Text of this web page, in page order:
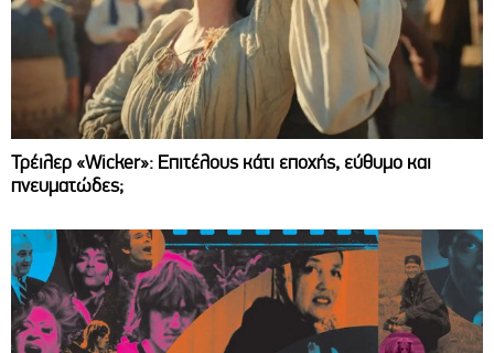
Τρέιλερ «Wicker»: Επιτέλους κάτι εποχής, εύθυμο και
πνευματώδες;